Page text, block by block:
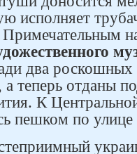
исполняет
два роскошных
теперь отданы
К
пешком по